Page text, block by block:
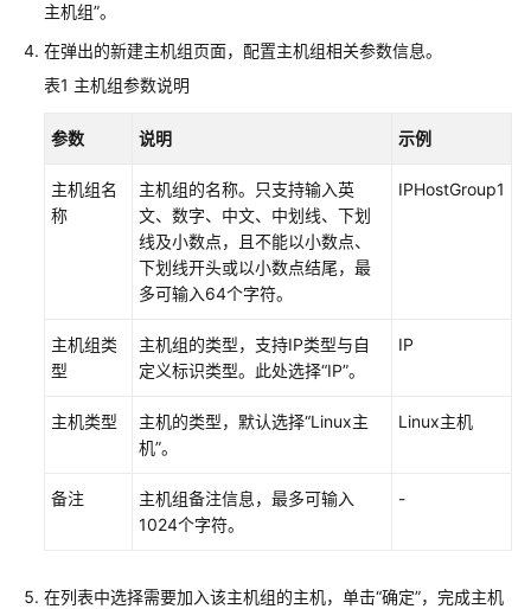
参
考
SDK
考
常
见
视
频
帮
助
1.0
更
主机组”。
在弹出的新建主机组页面，配置主机组相关参数信息。
表1 主机组参数说明
参数 说明 示例
主机组名
称
主机组的名称。只支持输入英
文、数字、中文、中划线、下划
线及小数点，且不能以小数点、
下划线开头或以小数点结尾，最
多可输入64个字符。
IPHostGroup1
主机组类
型
主机组的类型，支持IP类型与自
定义标识类型。此处选择“IP”。
IP
主机类型
主机的类型，默认选择“Linux主
机”。
Linux主机
备注
主机组备注信息，最多可输入
1024个字符。
-
在列表中选择需要加入该主机组的主机，单击“确定”，完成主机